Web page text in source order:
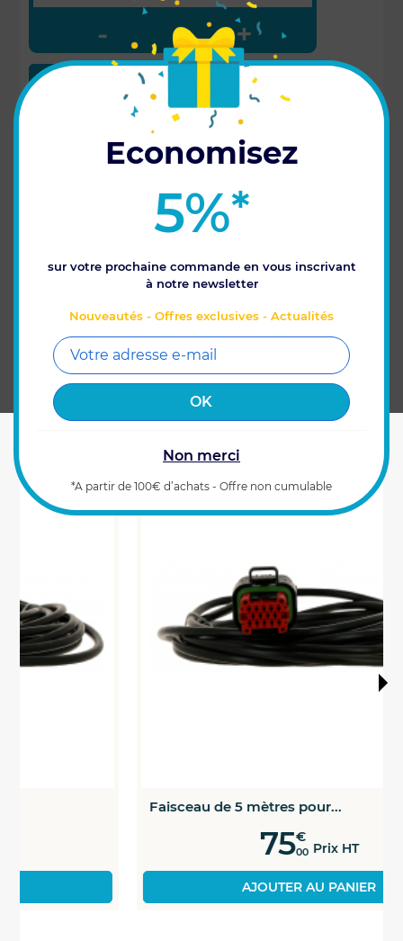
Faisceau de 5 mètres pour...
AJOUTER AU PANIER
CARACTÉRISTIQUES
AJOUTER AU PANIER
avec connecteur M12 5 points permet de
brancher l'antenne du Galileo + au Genius
Economisez
5%*
sur votre prochaine commande en vous inscrivant
à notre newsletter
Nouveautés - Offres exclusives - Actualités
Non merci
*A partir de 100€ d’achats - Offre non cumulable